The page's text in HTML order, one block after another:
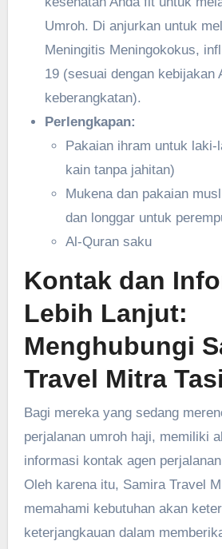
Umroh. Di anjurkan untuk
Meningitis Meningokokus,
19 (sesuai dengan kebijakan
keberangkatan).
Perlengkapan:
Pakaian ihram untuk
kain tanpa jahitan)
Mukena dan pakaian
dan longgar untuk
Al-Quran saku
Kontak dan
Lebih Lanjut:
Menghubungi
Travel Mitra
Bagi mereka yang sedang
perjalanan umroh haji, memiliki
informasi kontak agen
Oleh karena itu, Samira Travel
memahami kebutuhan akan
keterjangkauan dalam